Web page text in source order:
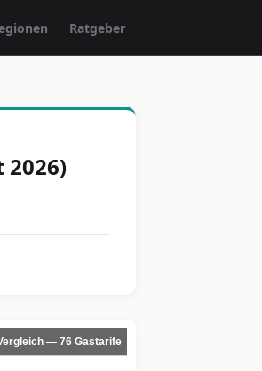
Ratgeber
2026)